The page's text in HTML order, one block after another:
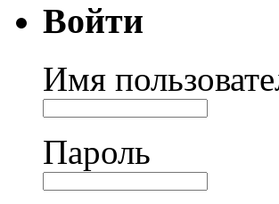
Войти
Имя
Пароль